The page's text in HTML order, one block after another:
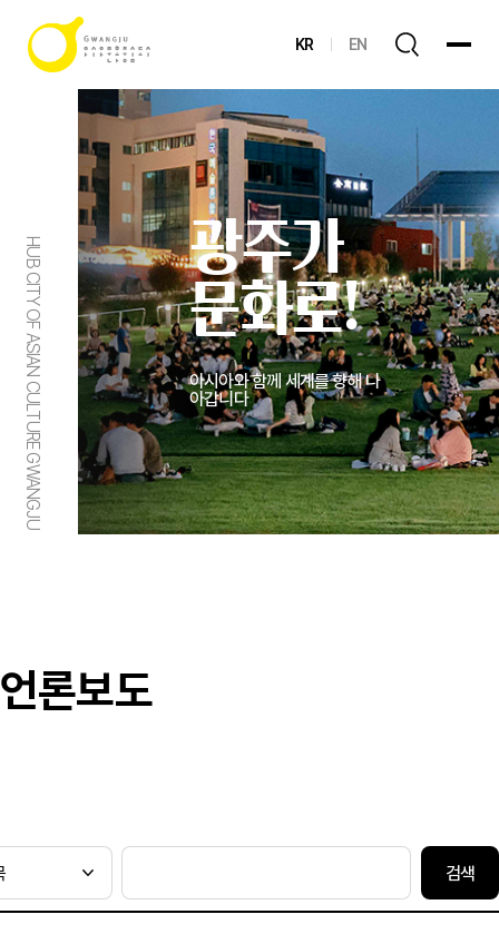
KR EN
HUB CITY OF ASIAN CULTURE GWANGJU
광주가
문화로!
아시아와 함께 세계를 향해 나
아갑니다
언론보도
검색